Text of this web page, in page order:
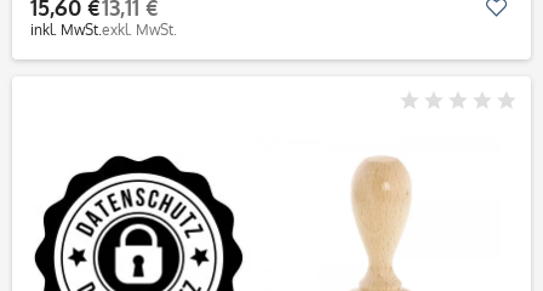
15,60 €
inkl. MwSt.
13,11 €
exkl. MwSt.